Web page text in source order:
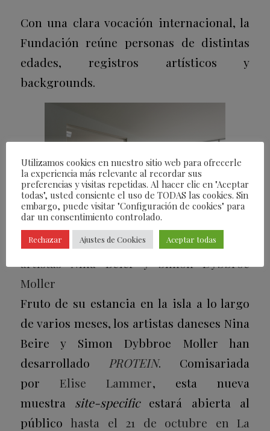
Con una clara vocación internacional, la
Fundación reúne personas de distintas
edades, registros artísticos y
backgrounds.
PROTEIN
, fruto de la residencia de los
artistas
Nina Beier y Simon Dybbroe
Moller
Fruto de su estancia en la isla a lo largo
de varios meses, los artistas daneses Nina
Beire y Simon Dybbroe Moller han
desarrollado PROTEIN. Comisariada
porElise Lammer, esta nueva
muestra site-specificestará abierta al
público hasta el 21 de octubre en La
Utilizamos cookies en nuestro sitio web para ofrecerle
la experiencia más relevante al recordar sus
preferencias y visitas repetidas. Al hacer clic en "Aceptar
todas", usted consiente el uso de TODAS las cookies. Sin
embargo, puede visitar "Configuración de cookies" para
dar un consentimiento controlado.
Rechazar Ajustes de Cookies Aceptar todas